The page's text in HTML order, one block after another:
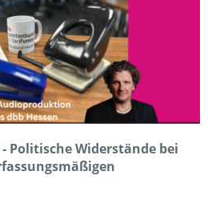
Politische Widerstände bei